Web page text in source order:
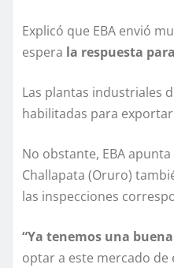
Explicó que EBA envió
espera la respuesta
Las plantas industriales
habilitadas para
No obstante, EBA
Challapata (Oruro)
las inspecciones
“Ya tenemos una
optar a este mercado de